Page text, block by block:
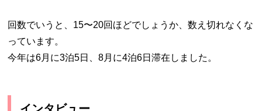
回数でいうと、15〜20回ほどでしょうか、数え切れなくな
っています。
今年は6月に3泊5日、8月に4泊6日滞在しました。
インタビュー